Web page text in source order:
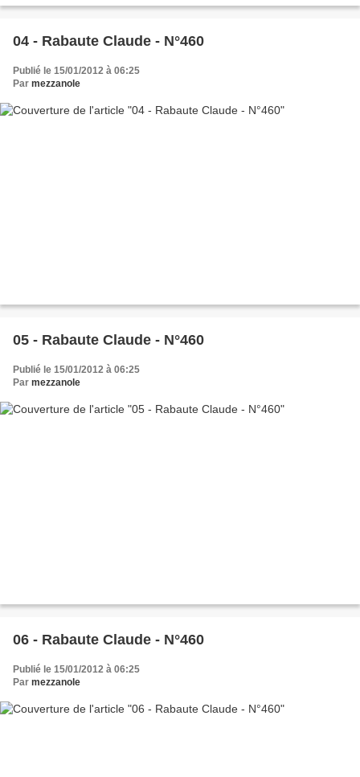
04 - Rabaute Claude - N°460
Publié le 15/01/2012 à 06:25
Par mezzanole
05 - Rabaute Claude - N°460
Publié le 15/01/2012 à 06:25
Par mezzanole
06 - Rabaute Claude - N°460
Publié le 15/01/2012 à 06:25
Par mezzanole